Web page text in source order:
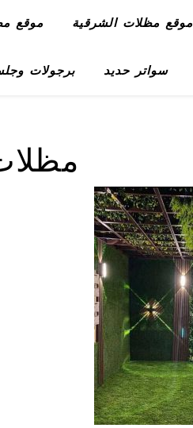
موقع مظلات الشرقية موقع
سواتر حديد برجولات